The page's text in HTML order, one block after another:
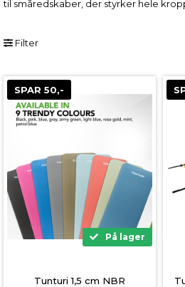
til småredskaber, der styrker hele
Filter
SPAR 50,-
På lager
Tunturi 1,5 cm NBR